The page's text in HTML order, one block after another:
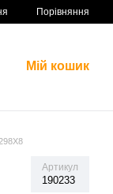
Порівняння
Мій кошик
Артикул
190233